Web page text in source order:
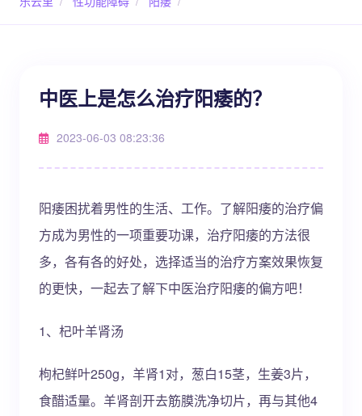
中医上是怎么治疗阳痿的？
2023-06-03 08:23:36
阳痿困扰着男性的生活、工作。了解阳痿的治疗偏
方成为男性的一项重要功课，治疗阳痿的方法很
多，各有各的好处，选择适当的治疗方案效果恢复
的更快，一起去了解下中医治疗阳痿的偏方吧！
1、杞叶羊肾汤
枸杞鲜叶250g，羊肾1对，葱白15茎，生姜3片，
食醋适量。羊肾剖开去筋膜洗净切片，再与其他4